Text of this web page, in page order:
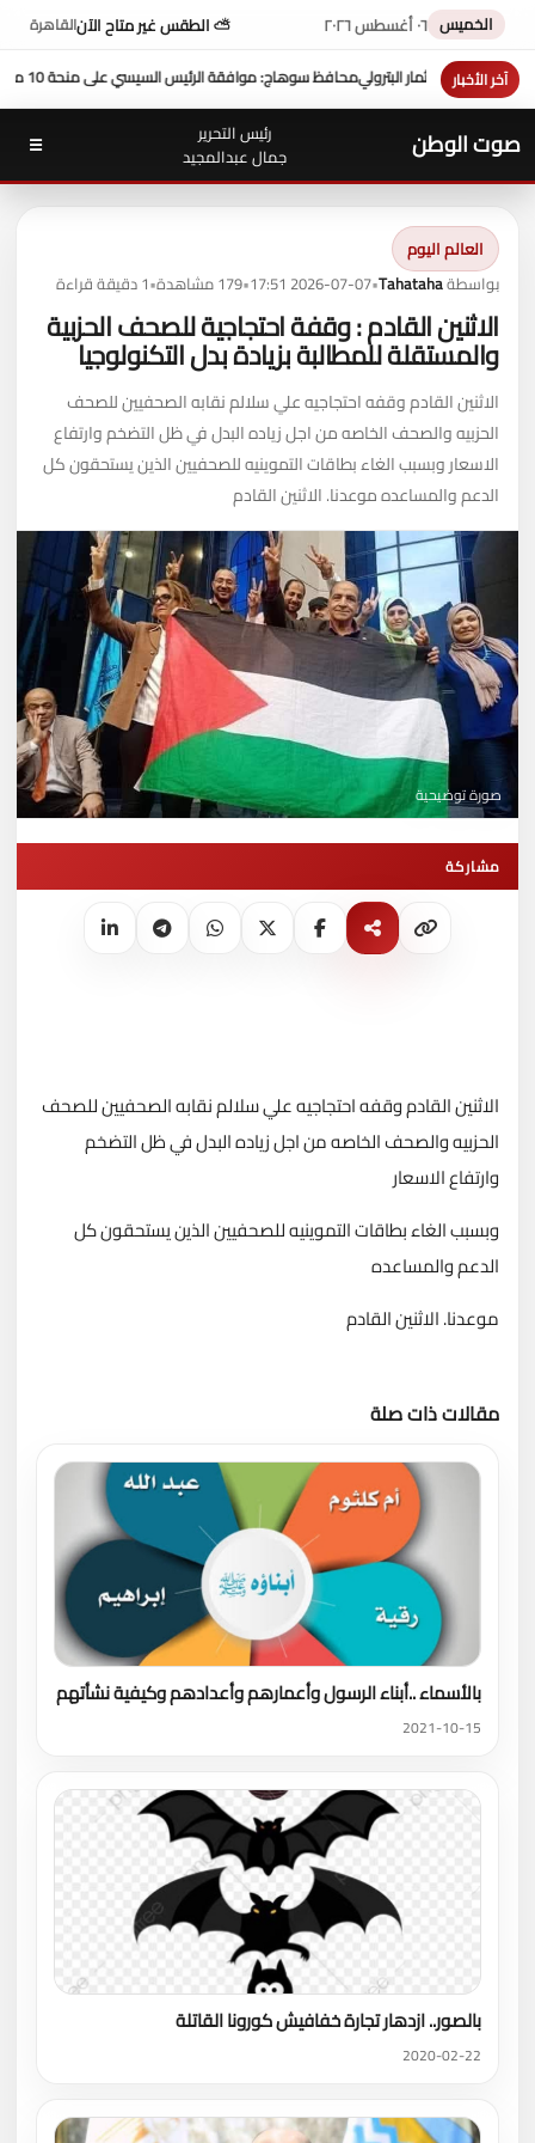
الخميس ٠٦ أغسطس ٢٠٢٦ ⛅ الطقس غير متاح الآنالقاهرة
آخر الأخبار
بمشاركة محافظ 10 ملايين دولار تعزز التنمية بالمحافظة
صوت الوطن
رئيس التحرير
جمال عبدالمجيد
☰
العالم اليوم
بواسطةTahataha
•
2026-07-07 17:51
•179 مشاهدة •1 دقيقة قراءة
الاثنين القادم : وقفة احتجاجية للصحف الحزبية
والمستقلة للمطالبة بزيادة بدل التكنولوجيا
الاثنين القادم وقفه احتجاجيه علي سلالم نقابه الصحفيين للصحف
الحزبيه والصحف الخاصه من اجل زياده البدل في ظل التضخم وارتفاع
الاسعار وبسبب الغاء بطاقات التموينيه للصحفيين الذين يستحقون كل
الدعم والمساعده موعدنا. الاثنين القادم
صورة توضيحية
مشاركة
الاثنين القادم وقفه احتجاجيه علي سلالم نقابه الصحفيين للصحف
الحزبيه والصحف الخاصه من اجل زياده البدل في ظل التضخم
وارتفاع الاسعار
وبسبب الغاء بطاقات التموينيه للصحفيين الذين يستحقون كل
الدعم والمساعده
موعدنا. الاثنين القادم
مقالات ذات صلة
بالأسماء ..أبناء الرسول وأعمارهم وأعدادهم وكيفية نشأتهم
2021-10-15
بالصور.. ازدهار تجارة خفافيش كورونا القاتلة
2020-02-22